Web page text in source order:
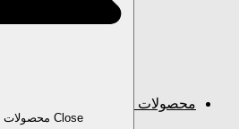
محصولات
Close محصولات